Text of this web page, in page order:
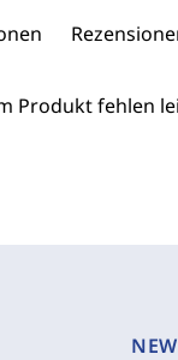
Produkt fehlen